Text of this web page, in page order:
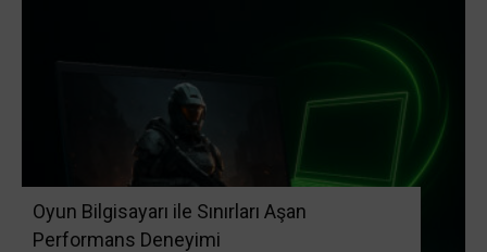
Oyun Bilgisayarı ile Sınırları Aşan
Performans Deneyimi